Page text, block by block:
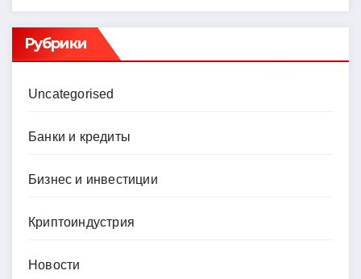
Рубрики
Uncategorised
Банки и кредиты
Бизнес и инвестиции
Криптоиндустрия
Новости